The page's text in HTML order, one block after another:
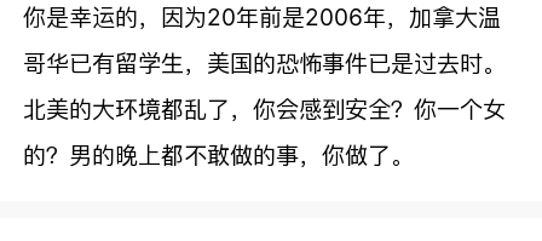
你是幸运的，因为20年前是2006年，加拿大温
哥华已有留学生，美国的恐怖事件已是过去时。
北美的大环境都乱了，你会感到安全？你一个女
的？男的晚上都不敢做的事，你做了。